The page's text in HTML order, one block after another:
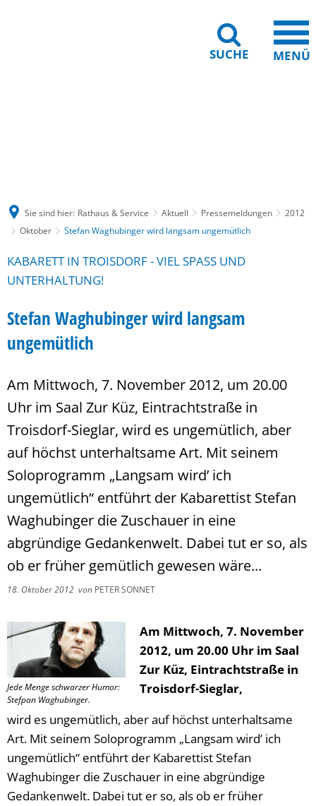
SUCHE MENÜ
Sie sind hier: Rathaus & Service Aktuell Pressemeldungen
2012
Oktober
Stefan Waghubinger wird langsam ungemütlich
KABARETT IN TROISDORF - VIEL SPASS UND U
NTERHALTUNG!
Stefan Waghubinger wird langsam
ungemütlich
Am Mittwoch, 7. November 2012, um 20.00
Uhr im Saal Zur Küz, Eintrachtstraße in
Troisdorf-Sieglar, wird es ungemütlich, aber
auf höchst unterhaltsame Art. Mit seinem
Soloprogramm „Langsam wird’ ich
ungemütlich“ entführt der Kabarettist Stefan
Waghubinger die Zuschauer in eine
abgründige Gedankenwelt. Dabei tut er so, als
ob er früher gemütlich gewesen wäre...
18. Oktober 2012 von PETER SONNET
Jede Menge schwarzer Humor:
Stefpan Waghubinger.
Am Mittwoch, 7. November
2012, um 20.00 Uhr im Saal
Zur Küz, Eintrachtstraße in
Troisdorf-Sieglar,
wird es ungemütlich, aber auf höchst unterhaltsame
Art. Mit seinem Soloprogramm „Langsam wird’ ich
ungemütlich“ entführt der Kabarettist Stefan
Waghubinger die Zuschauer in eine abgründige
Gedankenwelt. Dabei tut er so, als ob er früher